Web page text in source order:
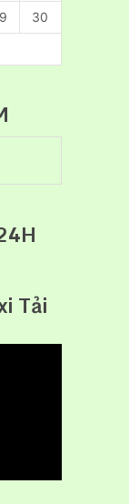
30
Tải